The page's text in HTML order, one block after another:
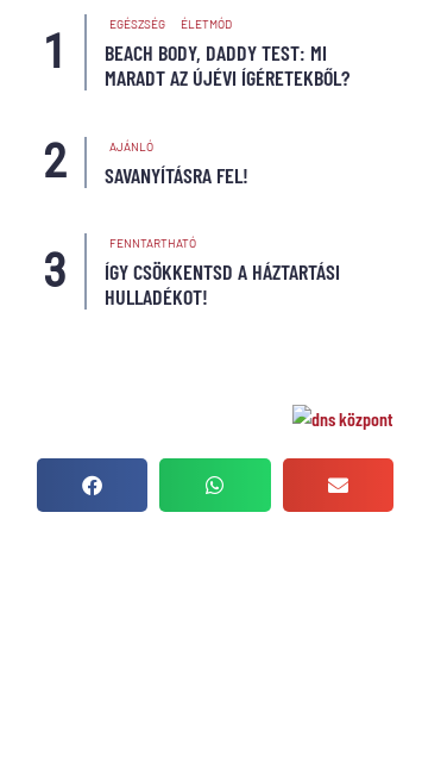
EGÉSZSÉG ÉLETMÓD
BEACH BODY, DADDY TEST: MI
MARADT AZ ÚJÉVI ÍGÉRETEKBŐL?
AJÁNLÓ
SAVANYÍTÁSRA FEL!
FENNTARTHATÓ
ÍGY CSÖKKENTSD A HÁZTARTÁSI
HULLADÉKOT!